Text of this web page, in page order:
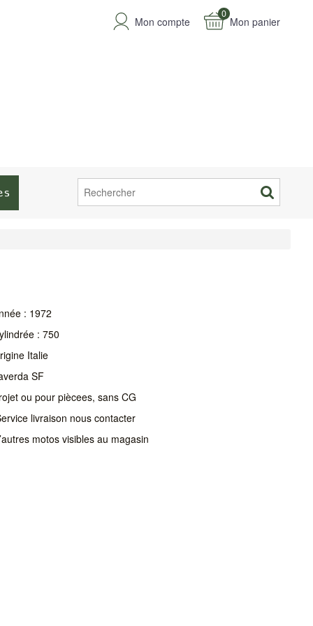
0
Mon panier
Mon compte
: 1972
: 750
Italie
SF
ou pour piècees, sans CG
livraison nous contacter
motos visibles au magasin